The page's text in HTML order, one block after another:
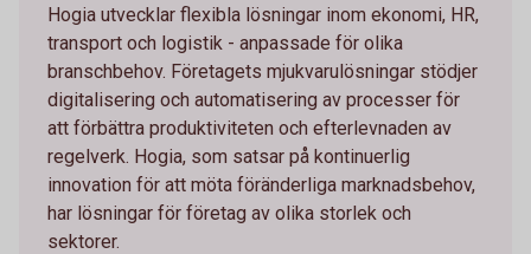
Hogia utvecklar flexibla lösningar inom ekonomi, HR,
transport och logistik - anpassade för olika
branschbehov. Företagets mjukvarulösningar stödjer
digitalisering och automatisering av processer för
att förbättra produktiviteten och efterlevnaden av
regelverk. Hogia, som satsar på kontinuerlig
innovation för att möta föränderliga marknadsbehov,
har lösningar för företag av olika storlek och
sektorer.